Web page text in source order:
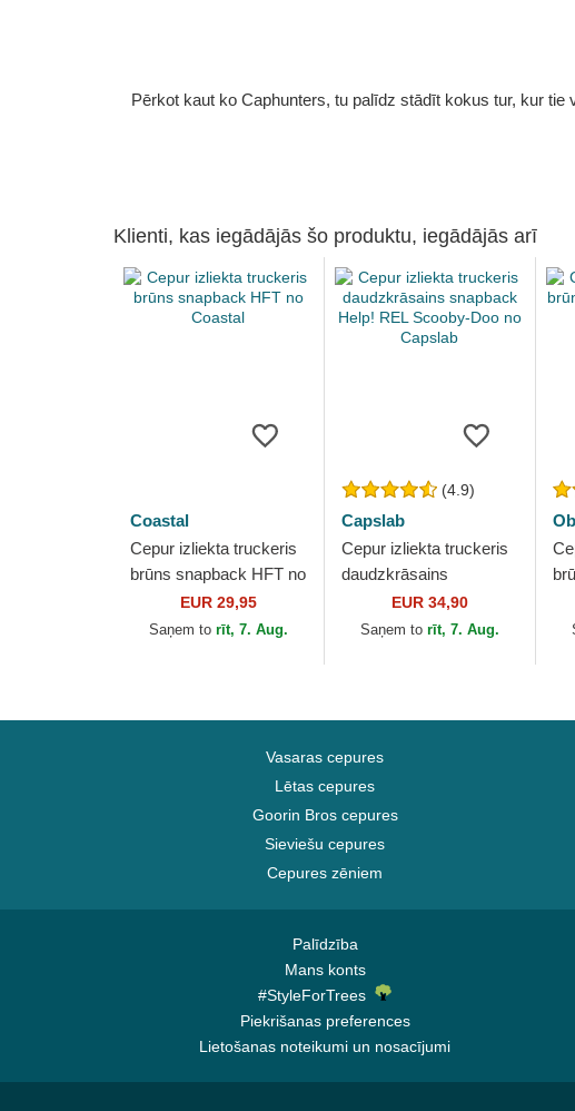
Pērkot kaut ko Caphunters, tu palīdz stādīt kokus tur, kur
Klienti, kas iegādājās šo produktu, iegādājās arī
Coastal
Cepur izliekta truckeris
brūns snapback HFT no
CoastalEUR 29,95
Saņem to rīt, 7. Aug.
(4.9)
Capslab
Cepur izliekta truckeris
daudzkrāsains
snapback Help! REL
Scooby-Doo no
EUR 34,90
Saņem to rīt, 7. Aug.
Vasaras cepures
Lētas cepures
Goorin Bros cepures
Sieviešu cepures
Cepures zēniem
Palīdzība
Mans konts
#StyleForTrees
Piekrišanas preferences
Lietošanas noteikumi un nosacījumi